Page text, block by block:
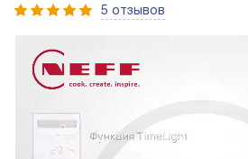
5 отзывов